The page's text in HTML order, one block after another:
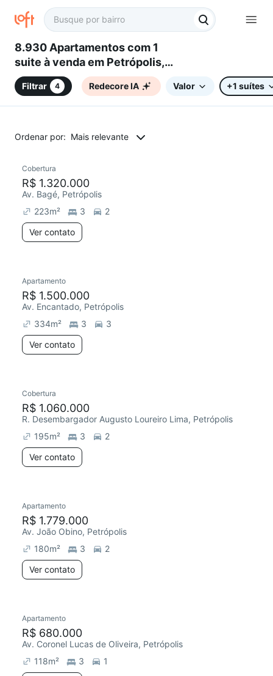
8.930 Apartamentos com 1
suite à venda em Petrópolis,
Porto Alegre, RS
Filtrar 4 Redecore IA Valor +1 suítes
Ordenar por: Mais relevante
Redecorar
Cobertura
R$ 1.320.000
Av. Bagé, Petrópolis
223m² 3
2
Ver contato
Redecorar
Apartamento
R$ 1.500.000
Av. Encantado, Petrópolis
334m² 3
3
Ver contato
Redecorar
Cobertura
R$ 1.060.000
R. Desembargador Augusto Loureiro Lima, Petrópolis
195m² 3
2
Ver contato
Redecorar
Apartamento
R$ 1.779.000
Av. João Obino, Petrópolis
180m² 3
2
Ver contato
Redecorar
Apartamento
R$ 680.000
Av. Coronel Lucas de Oliveira, Petrópolis
118m² 3
1